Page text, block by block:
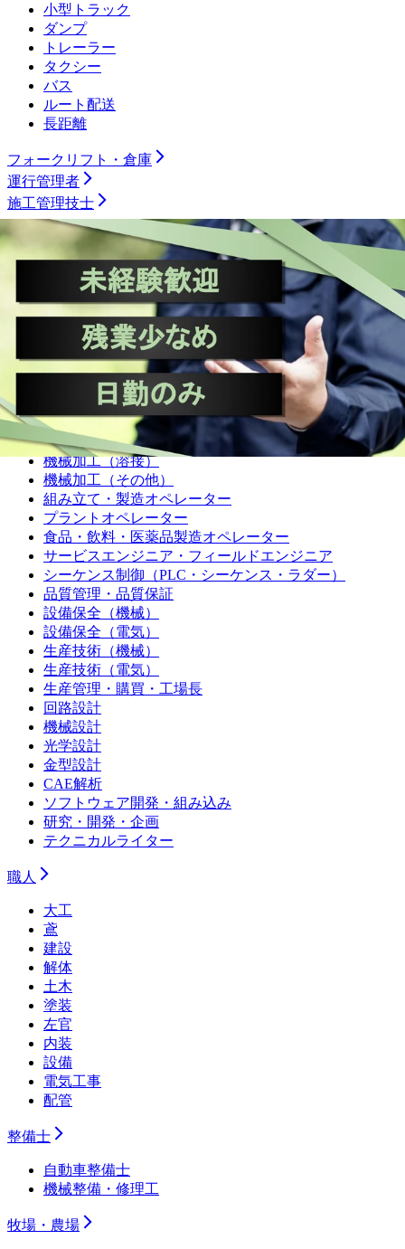
小型トラック
ダンプ
トレーラー
タクシー
バス
ルート配送
長距離
フォークリフト・倉庫
運行管理者
施工管理技士
土木施工管理技士
電気工事施工管理技士
建築施工管理技士
管工事施工管理技士
電気主任技術者
機械加工（旋盤）
機械加工（マシニング）
機械加工（プレス・板金）
機械加工（樹脂）
機械加工（溶接）
機械加工（その他）
組み立て・製造オペレーター
プラントオペレーター
食品・飲料・医薬品製造オペレーター
サービスエンジニア・フィールドエンジニア
シーケンス制御（PLC・シーケンス・ラダー）
品質管理・品質保証
設備保全（機械）
設備保全（電気）
生産技術（機械）
生産技術（電気）
生産管理・購買・工場長
回路設計
機械設計
光学設計
金型設計
CAE解析
ソフトウェア開発・組み込み
研究・開発・企画
テクニカルライター
職人
大工
鳶
建設
解体
土木
塗装
左官
内装
設備
電気工事
配管
整備士
自動車整備士
機械整備・修理工
牧場・農場